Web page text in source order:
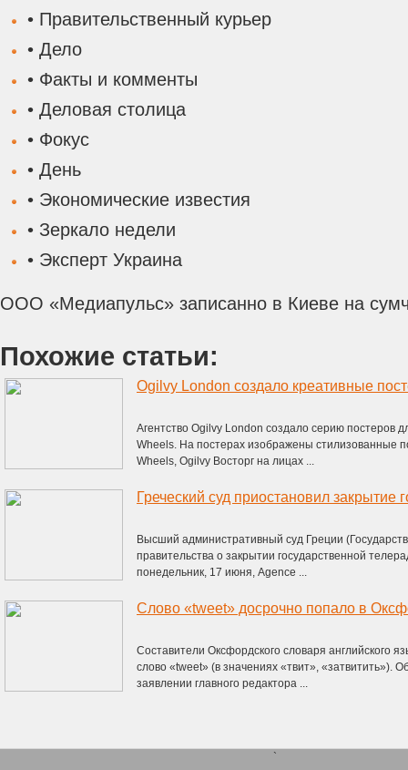
• Правительственный курьер
• Дело
• Факты и комменты
• Деловая столица
• Фокус
• День
• Экономические известия
• Зеркало недели
• Эксперт Украина
ООО «Медиапульс» записанно в Киеве на
Похожие статьи:
Агентство Ogilvy London создало серию постеров
Wheels. На постерах изображены стилизованные
Wheels, Ogilvy Восторг на лицах ...
Высший административный суд Греции
правительства о закрытии государственной
понедельник, 17 июня, Agence ...
Слово «tweet» досрочно попало в
Составители Оксфордского словаря английского
слово «tweet» (в значениях «твит», «затвитить»).
заявлении главного редактора ...
`